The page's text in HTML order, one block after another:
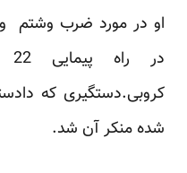
او در مورد ضرب وشتم
کروبی.دستگیری که
شده منکر آن شد.